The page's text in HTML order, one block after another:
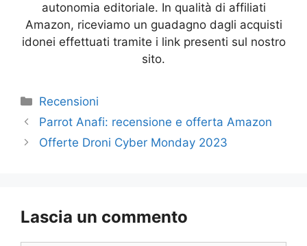
autonomia editoriale. In qualità di affiliati
Amazon, riceviamo un guadagno dagli acquisti
idonei effettuati tramite i link presenti sul nostro
sito.
Categorie
Recensioni
Parrot Anafi: recensione e offerta Amazon
Offerte Droni Cyber Monday 2023
Lascia un commento